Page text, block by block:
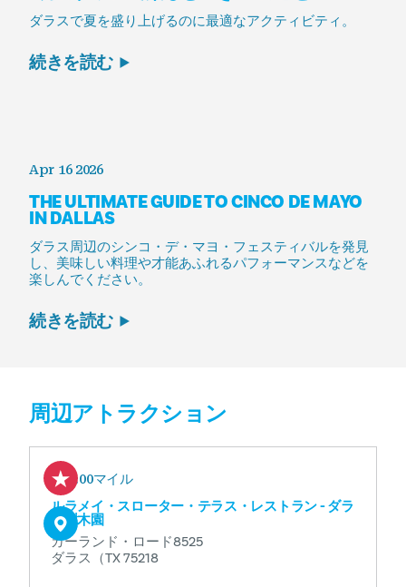
ダラスで夏を盛り上げるのに最適なアクティビティ。
続きを読む
Apr 16 2026
THE ULTIMATE GUIDE TO CINCO DE MAYO
IN DALLAS
ダラス周辺のシンコ・デ・マヨ・フェスティバルを発見
し、美味しい料理や才能あふれるパフォーマンスなどを
楽しんでください。
続きを読む
周辺アトラクション
0.00マイル
ルラメイ・スローター・テラス・レストラン - ダラ
ス樹木園
ガーランド・ロード8525
ダラス（TX 75218